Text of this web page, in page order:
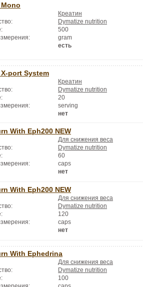
Креатин
Dymatize nutrition
500
gram
есть
port System
Креатин
Dymatize nutrition
20
serving
нет
With Eph200 NEW
Для снижения веса
Dymatize nutrition
60
caps
нет
With Eph200 NEW
Для снижения веса
Dymatize nutrition
120
caps
нет
With Ephedrina
Для снижения веса
Dymatize nutrition
100